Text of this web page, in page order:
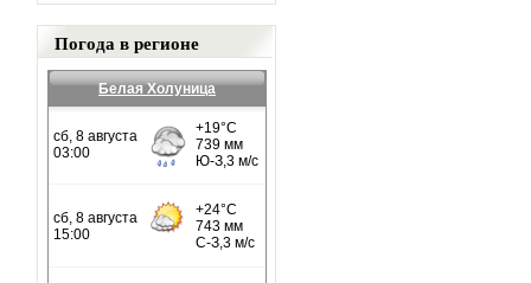
Погода в регионе
Белая Холуница